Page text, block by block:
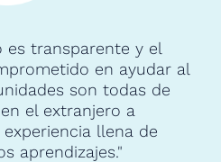
es transparente y el
en ayudar al
son todas de
el extranjero a
llena de
aprendizajes."